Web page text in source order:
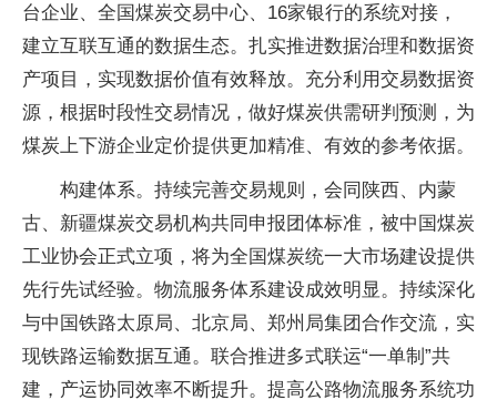
台企业、全国煤炭交易中心、16家银行的系统对接，
建立互联互通的数据生态。扎实推进数据治理和数据资
产项目，实现数据价值有效释放。充分利用交易数据资
源，根据时段性交易情况，做好煤炭供需研判预测，为
煤炭上下游企业定价提供更加精准、有效的参考依据。
构建体系。持续完善交易规则，会同陕西、内蒙
古、新疆煤炭交易机构共同申报团体标准，被中国煤炭
工业协会正式立项，将为全国煤炭统一大市场建设提供
先行先试经验。物流服务体系建设成效明显。持续深化
与中国铁路太原局、北京局、郑州局集团合作交流，实
现铁路运输数据互通。联合推进多式联运“一单制”共
建，产运协同效率不断提升。提高公路物流服务系统功